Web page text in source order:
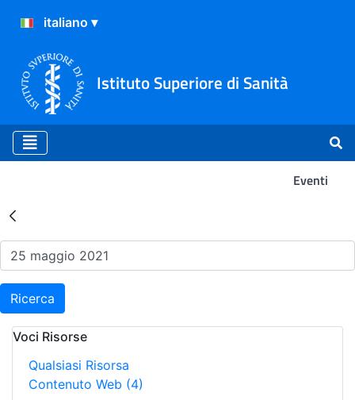
Istituto Superiore di Sanità
Eventi
Risultati della Ricerca -
Ricerca
Voci Risorse
Qualsiasi Risorsa
Contenuto Web (4)